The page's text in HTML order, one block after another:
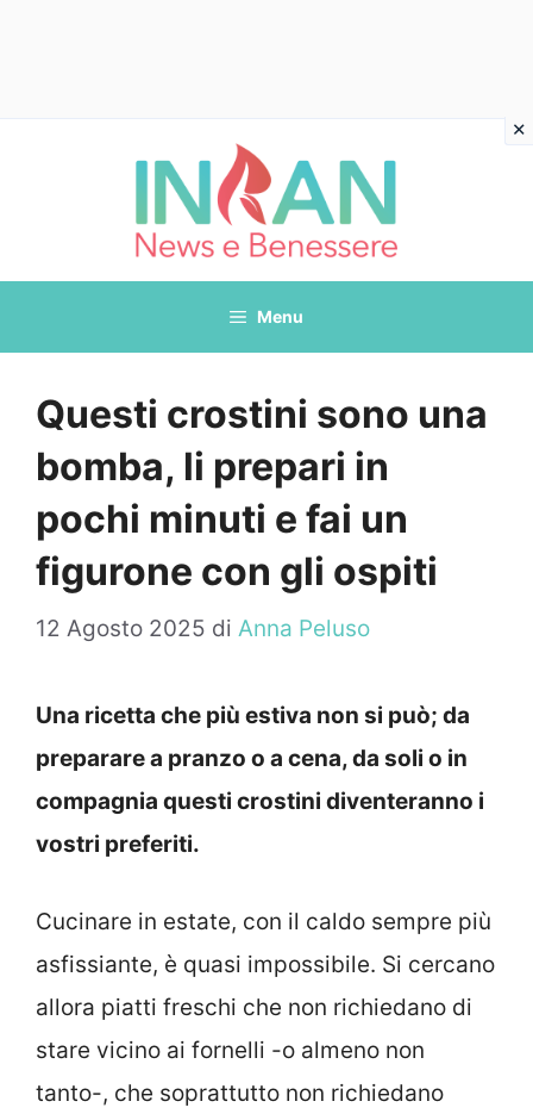
Menu
Questi crostini sono una
bomba, li prepari in
pochi minuti e fai un
figurone con gli ospiti
12 Agosto 2025 di Anna Peluso
Una ricetta che più estiva non si può; da
preparare a pranzo o a cena, da soli o in
compagnia questi crostini diventeranno i
vostri preferiti.
Cucinare in estate, con il caldo sempre più
asfissiante, è quasi impossibile. Si cercano
allora piatti freschi che non richiedano di
stare vicino ai fornelli -o almeno non
tanto-, che soprattutto non richiedano